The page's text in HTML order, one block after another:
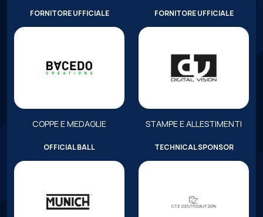
FORNITORE UFFICIALE
COPPE E MEDAGLIE
FORNITORE UFFICIALE
STAMPE E ALLESTIMENTI
OFFICIAL BALL TECHNICAL SPONSOR